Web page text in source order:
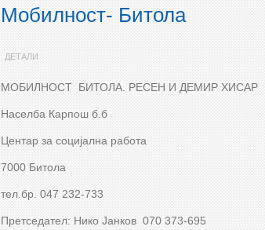
Мобилност- Битола
ДЕТАЛИ
МОБИЛНОСТ БИТОЛА. РЕСЕН И ДЕМИР ХИСАР
Населба Карпош б.б
Центар за социјална работа
7000 Битола
тел.бр. 047 232-733
Претседател: Нико Јанков 070 373-695